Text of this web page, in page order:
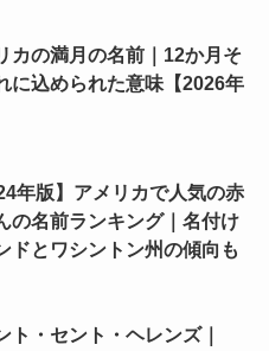
カの満月の名前｜12か月そ
に込められた意味【2026年
年版】アメリカで人気の赤
の名前ランキング｜名付け
ドとワシントン州の傾向も
ト・セント・ヘレンズ｜